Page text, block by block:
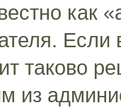
как
таково
из